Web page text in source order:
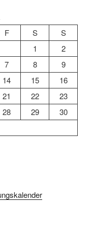
F S
S
1
2
7 8
9
14 15
16
21 22
23
28 29
30